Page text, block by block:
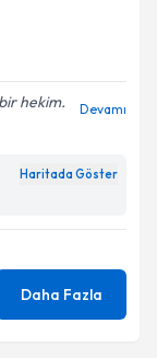
hekim.
Devamı
Haritada Göster
Daha Fazla